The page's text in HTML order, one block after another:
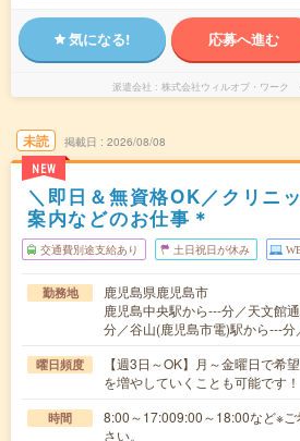
気になる! 応募へ進む
派遣会社 株式会社ウィルオブ・ワーク
未読
NEW
掲載日 2026/08/08
＼即日＆無資格OK／クリニ
案内などのお仕事＊
交通費別途支給あり 土日祝日が休み
勤務地
鹿児島県鹿児島市
鹿児島中央駅から---分／天文館
分／谷山(鹿児島市電)駅から---
曜日頻度
【週3日～OK】月～金曜日で希
を増やしていくことも可能です
時間
8:00～17:009:00～18:00など※
さい。